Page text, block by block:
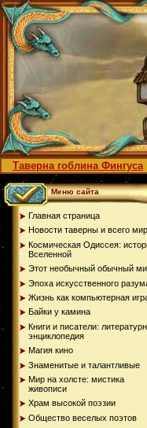
Таверна гоблина Фингуса
Меню сайта
Главная страница
Новости таверны и всего
Космическая Одиссея:
Вселенной
Этот необычный обычный
Эпоха искусственного
Жизнь как компьютерная
Байки у камина
Книги и писатели:
энциклопедия
Магия кино
Знаменитые и талантливые
Мир на холсте: мистика
живописи
Храм высокой поэзии
Общество веселых поэтов